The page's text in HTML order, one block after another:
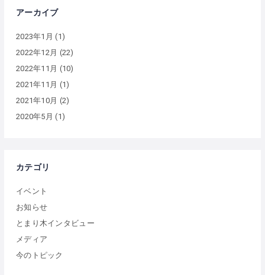
アーカイブ
2023年1月 (1)
2022年12月 (22)
2022年11月 (10)
2021年11月 (1)
2021年10月 (2)
2020年5月 (1)
カテゴリ
イベント
お知らせ
とまり木インタビュー
メディア
今のトピック